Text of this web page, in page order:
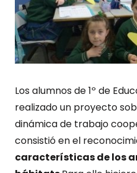
Los alumnos de 1º de
realizado un proyecto
dinámica de trabajo
consistió en el
características de los